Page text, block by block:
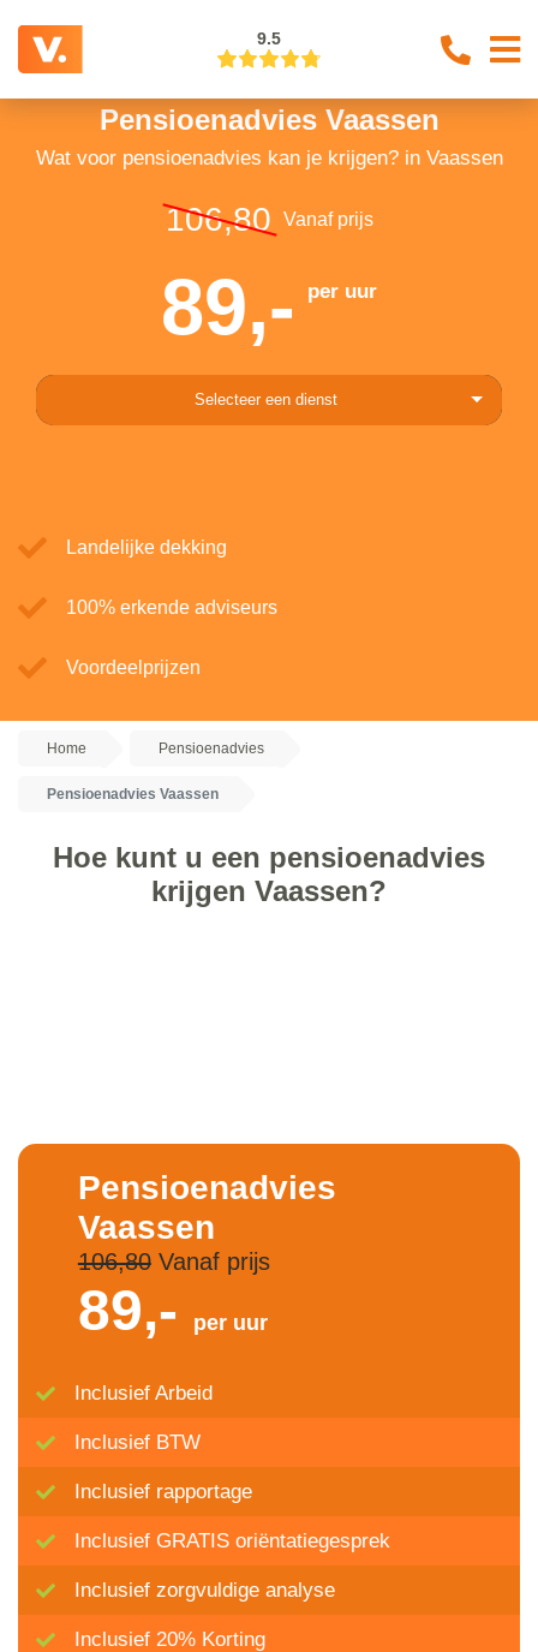
9.5
Pensioenadvies Vaassen
Wat voor pensioenadvies kan je krijgen? in Vaassen
106,80 Vanaf prijs
89,- per uur
Selecteer een dienst
Landelijke dekking
100% erkende adviseurs
Voordeelprijzen
Home Pensioenadvies
Pensioenadvies Vaassen
Hoe kunt u een pensioenadvies
krijgen Vaassen?
Pensioenadvies
Vaassen
106,80Vanaf prijs
89,- per uur
Inclusief Arbeid
Inclusief BTW
Inclusief rapportage
Inclusief GRATIS oriëntatiegesprek
Inclusief zorgvuldige analyse
Inclusief 20% Korting